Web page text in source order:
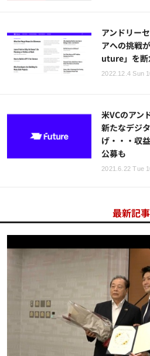
アンドリー
アへの挑戦
uture」を断
2022.12.4 Sun
米VCのアン
新たなデジ
げ・・・収
公募も
2021.6.22 Tue
最新記事